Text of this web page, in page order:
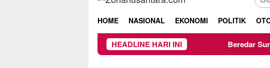
HOME NASIONAL EKONOMI POLITIK
HEADLINE HARI INIBeredar Surat Larangan